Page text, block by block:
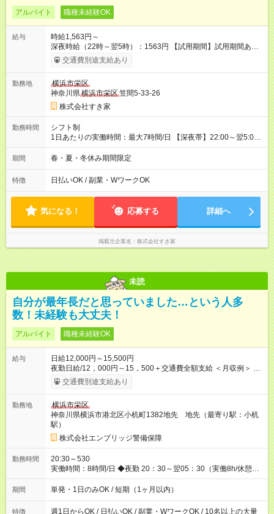
アルバイト 職種未経験OK
給与
時給1,563円～
深夜時給（22時～翌5時）：1563円 【試用期間】試用期間あり
試用期間の長さ：1ヶ月 雇用形態、給与は本採用時と同じです。
試用期間の実態は30日（※条件変更なし）ですが、切り上げで
同時給）
交通費別途支給あり
勤務地
横浜市栄区
神奈川県横浜市栄区笠間5-33-26
株式会社すき家
勤務時間
シフト制
1日あたりの実働時間：最大7時間/日 【深夜帯】22:00～翌5:00
週2日～・1日2h～OK◎ ※22:00から翌5:00までは18歳以上の方
のみ勤務可能です（18歳未満の深夜業務禁止のため） ★深夜で
す。 必ず、2名以上での勤務を行いますので、安心して働けま
す。
期間 春・夏・冬休み期間限定
特徴 日払いOK / 副業・WワークOK
気になる！ 応募する 詳細へ
掲載元企業名 株式会社すき家
未読
自分が最年長だと思っていました…という人多
数！未経験も大丈夫！
アルバイト 職種未経験OK
給与
日給12,000円～15,500円
夜勤日給/12，000円～15，500＋交通費全額支給 ＜月収例＞ 日
給12，000円×22日間＝264，000円 ◆スタートダッシュに 入社
祝金最大200，000円を支給！ 研修手当(法定研修20時間)：24，
「全額」支給 公共交通機関を利用の履歴を提出で、交通費全額
支給！ 自動車通勤・バイク通勤もOK ※規程あり ◆日当保証 た
とえ仕事が1時間で終わっても 日当は全額お支払いします！ 業
者さんと協力し合って、早く仕事を終えるほど、お得……！ ◆
その他 資格応援手当・隊長手当等 アルバイトから社員雇用ま
でのキャリアアップを楽しめるスキームをご用意しております☆
【試用期間】試用期間なし
交通費別途支給あり
勤務地
横浜市栄区
神奈川県横浜市港北区小机町1382地先 地先（最寄り駅：小机
駅）
株式会社エンブリッジ警備保障
勤務時間
20:30～530
実働時間：8時間/日 ◆夜勤 20：30～翌05：30（実働8h/休憩
1h） ※勤務地により勤務時間は多少変動あり ◆希望のシフトで
働ける！ 希望の勤務日数がありましたらご相談下さい。 週1
期間 単発・1日のみOK / 短期（1ヶ月以内）
特徴
週1日からOK / 日払いOK / 副業・WワークOK / 10名以上の大量